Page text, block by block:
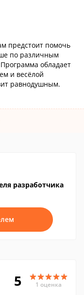
предстоит помочь
по различным
обладает
и весёлой
равнодушным.
разработчика
5 1 оценка